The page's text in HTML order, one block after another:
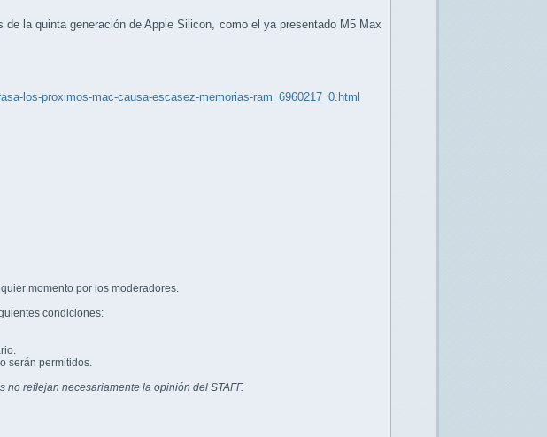
la quinta generación de Apple Silicon, como el ya presentado M5 Max
los-proximos-mac-causa-escasez-memorias-ram_6960217_0.html
momento por los moderadores.
condiciones:
serán permitidos.
reflejan necesariamente la opinión del STAFF.